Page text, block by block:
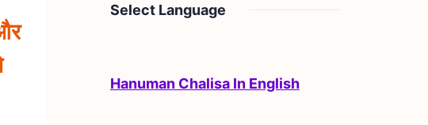
Select Language
Hanuman Chalisa In English